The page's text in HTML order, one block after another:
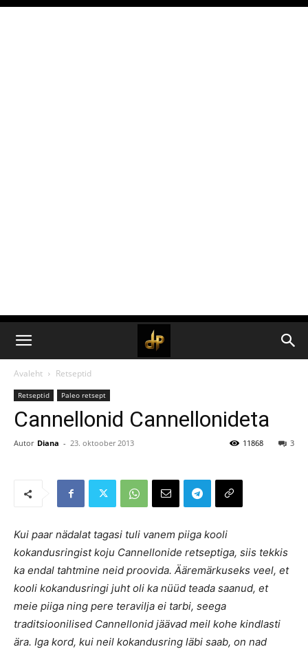
Avaleht Retseptid
Retseptid Paleo retsept
Cannellonid Cannellonideta
Autor Diana - 23. oktoober 2013 3
11868
Kui paar nädalat tagasi tuli vanem piiga kooli
kokandusringist koju Cannellonide retseptiga, siis tekkis
ka endal tahtmine neid proovida. Ääremärkuseks veel, et
kooli kokandusringi juht oli ka nüüd teada saanud, et
meie piiga ning pere teravilja ei tarbi, seega
traditsioonilised Cannellonid jäävad meil kohe kindlasti
ära. Iga kord, kui neil kokandusring läbi saab, on nad